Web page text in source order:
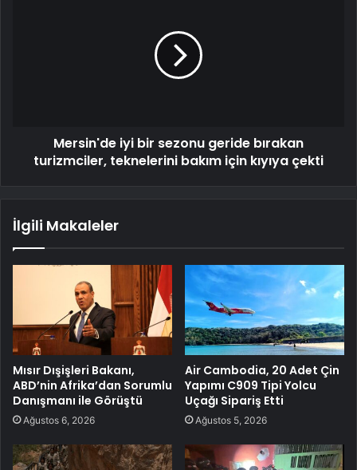
Mersin'de iyi bir sezonu geride bırakan
turizmciler, teknelerini bakım için kıyıya çekti
İlgili Makaleler
Mısır Dışişleri Bakanı,
ABD’nin Afrika’dan Sorumlu
Danışmanı ile Görüştü
Ağustos 6, 2026
Air Cambodia, 20 Adet Çin
Yapımı C909 Tipi Yolcu
Uçağı Sipariş Etti
Ağustos 5, 2026